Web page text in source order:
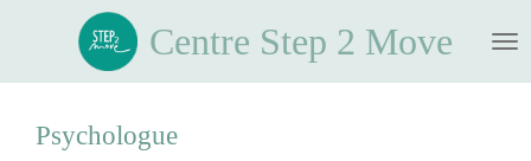
contenu
Centre Step 2 Move
Psychologue